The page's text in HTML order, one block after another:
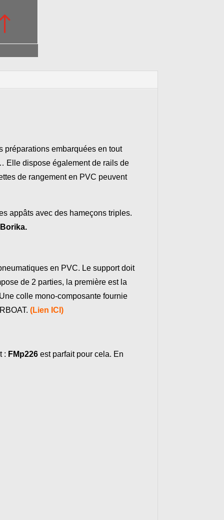
préparations embarquées en tout
Elle dispose également de rails de
de rangement en PVC peuvent
appâts avec des hameçons triples.
en PVC. Le support doit
de 2 parties, la première est la
colle mono-composante fournie
(Lien ICI )
: FMp226 est parfait pour cela. En